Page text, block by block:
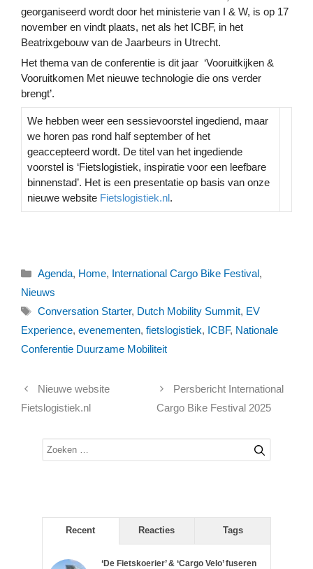
georganiseerd wordt door het ministerie van I & W, is op 17
november en vindt plaats, net als het ICBF, in het
Beatrixgebouw van de Jaarbeurs in Utrecht.
Het thema van de conferentie is dit jaar ‘Vooruitkijken &
Vooruitkomen Met nieuwe technologie die ons verder
brengt’.
We hebben weer een sessievoorstel ingediend, maar
we horen pas rond half september of het
geaccepteerd wordt. De titel van het ingediende
voorstel is ‘Fietslogistiek, inspiratie voor een leefbare
binnenstad’. Het is een presentatie op basis van onze
nieuwe website Fietslogistiek.nl.
Categorieën
Agenda, Home, International Cargo Bike Festival,
Nieuws
Tags
Conversation Starter, Dutch Mobility Summit, EV
Experience, evenementen, fietslogistiek, ICBF, Nationale
Conferentie Duurzame Mobiliteit
Nieuwe website
Fietslogistiek.nl
Persbericht International
Cargo Bike Festival 2025
Zoek
Recent Reacties Tags
‘De Fietskoerier’ & ‘Cargo Velo’ fuseren